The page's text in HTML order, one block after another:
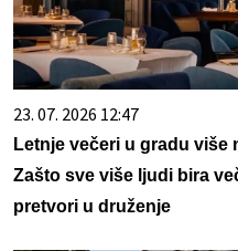
23. 07. 2026 12:47
Letnje večeri u gradu više
Zašto sve više ljudi bira
pretvori u druženje